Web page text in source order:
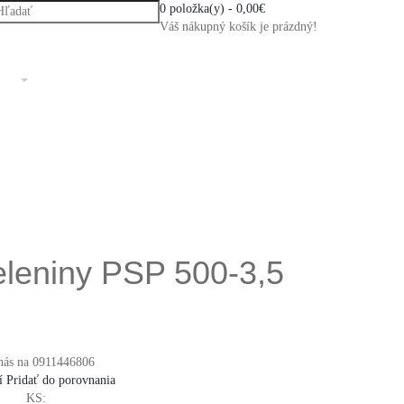
0 položka(y) - 0,00€
Váš nákupný košík je prázdný!
PSP 500-3,5
na 0911446806
Pridať do porovnania
KS: